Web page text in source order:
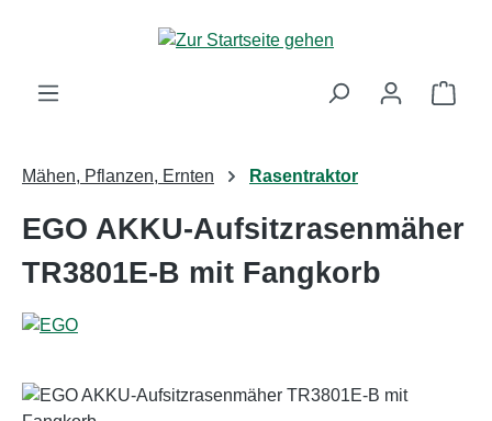
Zum Hauptinhalt springen
Mähen, Pflanzen, Ernten Rasentraktor
EGO AKKU-Aufsitzrasenmäher
TR3801E-B mit Fangkorb